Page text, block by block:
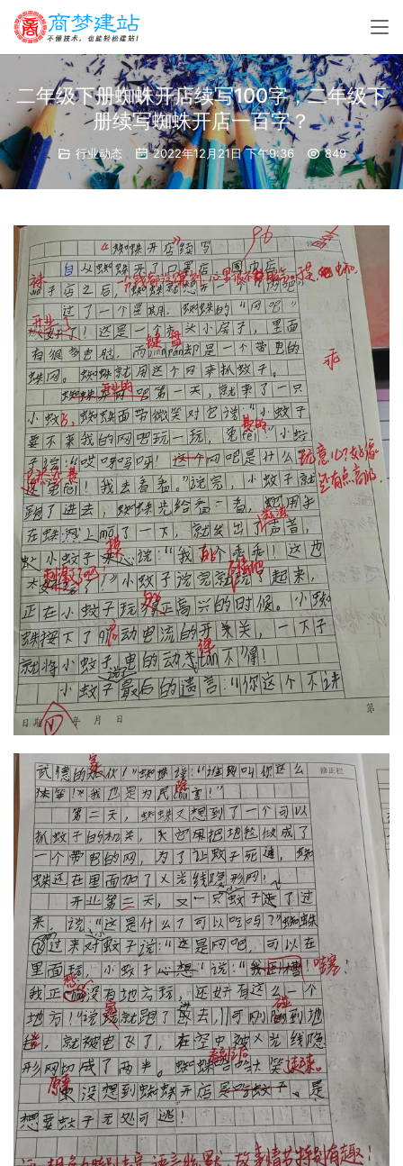
二年级下册蜘蛛开店续写100字，二年级下
册续写蜘蛛开店一百字？
行业动态 2022年12月21日 下午9:36 849